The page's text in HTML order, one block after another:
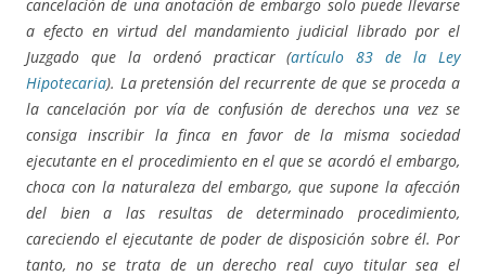
cancelación de una anotación de embargo solo puede llevarse
a efecto en virtud del mandamiento judicial librado por el
Juzgado que la ordenó practicar (artículo 83 de la Ley
Hipotecaria). La pretensión del recurrente de que se proceda a
la cancelación por vía de confusión de derechos una vez se
consiga inscribir la finca en favor de la misma sociedad
ejecutante en el procedimiento en el que se acordó el embargo,
choca con la naturaleza del embargo, que supone la afección
del bien a las resultas de determinado procedimiento,
careciendo el ejecutante de poder de disposición sobre él. Por
tanto, no se trata de un derecho real cuyo titular sea el